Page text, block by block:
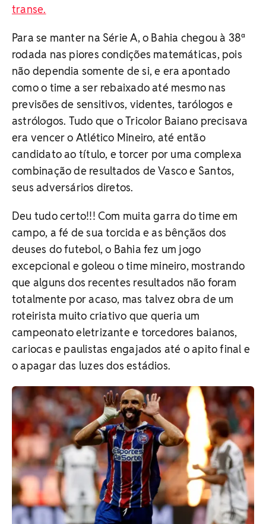
transe.
Para se manter na Série A, o Bahia chegou à 38ª
rodada nas piores condições matemáticas, pois
não dependia somente de si, e era apontado
como o time a ser rebaixado até mesmo nas
previsões de sensitivos, videntes, tarólogos e
astrólogos. Tudo que o Tricolor Baiano precisava
era vencer o Atlético Mineiro, até então
candidato ao título, e torcer por uma complexa
combinação de resultados de Vasco e Santos,
seus adversários diretos.
Deu tudo certo!!! Com muita garra do time em
campo, a fé de sua torcida e as bênçãos dos
deuses do futebol, o Bahia fez um jogo
excepcional e goleou o time mineiro, mostrando
que alguns dos recentes resultados não foram
totalmente por acaso, mas talvez obra de um
roteirista muito criativo que queria um
campeonato eletrizante e torcedores baianos,
cariocas e paulistas engajados até o apito final e
o apagar das luzes dos estádios.